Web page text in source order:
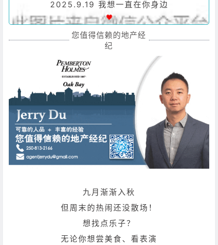
2025.9.19 我想一直在你身边
您值得信赖的地产经
纪
九月渐渐入秋
但周末的热闹还没散场！
想找点乐子？
无论你想尝美食、看表演